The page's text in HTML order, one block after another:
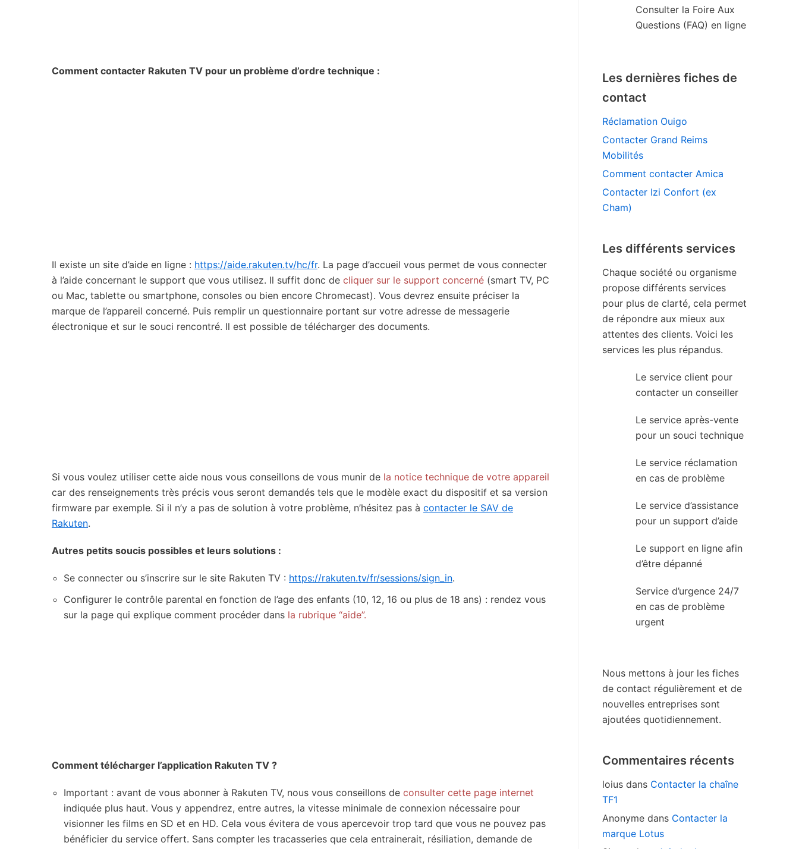
Comment contacter Rakuten TV pour un problème d’ordre technique :
Il existe un site d’aide en ligne : https://aide.rakuten.tv/hc/fr. La page d’accueil vous permet de vous connecter
à l’aide concernant le support que vous utilisez. Il suffit donc de cliquer sur le support concerné (smart TV, PC
ou Mac, tablette ou smartphone, consoles ou bien encore Chromecast). Vous devrez ensuite préciser la
marque de l’appareil concerné. Puis remplir un questionnaire portant sur votre adresse de messagerie
électronique et sur le souci rencontré. Il est possible de télécharger des documents.
Si vous voulez utiliser cette aide nous vous conseillons de vous munir de la notice technique de votre appareil
car des renseignements très précis vous seront demandés tels que le modèle exact du dispositif et sa version
firmware par exemple. Si il n’y a pas de solution à votre problème, n’hésitez pas à contacter le SAV de
Rakuten.
Autres petits soucis possibles et leurs solutions :
Se connecter ou s’inscrire sur le site Rakuten TV : https://rakuten.tv/fr/sessions/sign_in.
Configurer le contrôle parental en fonction de l’age des enfants (10, 12, 16 ou plus de 18 ans) : rendez vous
sur la page qui explique comment procéder dans la rubrique “aide”.
Comment télécharger l’application Rakuten TV ?
Important : avant de vous abonner à Rakuten TV, nous vous conseillons de consulter cette page internet
indiquée plus haut. Vous y appendrez, entre autres, la vitesse minimale de connexion nécessaire pour
visionner les films en SD et en HD. Cela vous évitera de vous apercevoir trop tard que vous ne pouvez pas
bénéficier du service offert. Sans compter les tracasseries que cela entrainerait, résiliation, demande de
Consulter la Foire Aux
Questions (FAQ) en ligne
Les dernières fiches de
contact
Réclamation Ouigo
Contacter Grand Reims
Mobilités
Comment contacter Amica
Contacter Izi Confort (ex
Cham)
Les différents services
Chaque société ou organisme
propose différents services
pour plus de clarté, cela permet
de répondre aux mieux aux
attentes des clients. Voici les
services les plus répandus.
Le service client pour
contacter un conseiller
Le service après-vente
pour un souci technique
Le service réclamation
en cas de problème
Le service d’assistance
pour un support d’aide
Le support en ligne afin
d’être dépanné
Service d’urgence 24/7
en cas de problème
urgent
Nous mettons à jour les fiches
de contact régulièrement et de
nouvelles entreprises sont
ajoutées quotidiennement.
Commentaires récents
loius dans Contacter la chaîne
TF1
Anonyme dans Contacter la
marque Lotus